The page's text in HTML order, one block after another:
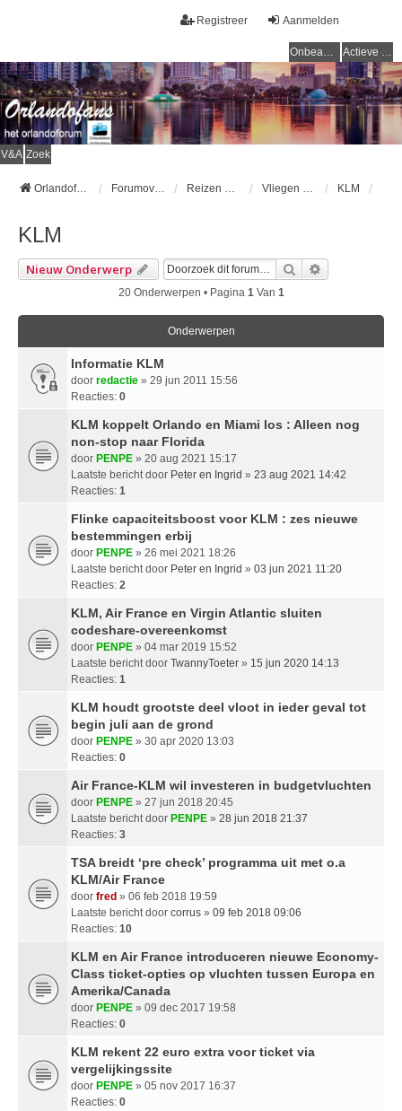
Aanmelden
Registreer
Onbeantwoorde onderwerpen Actieve onderwerpen
V&A Zoek
Orlandofans Homepage Forumoverzicht Reizen & vervoer Vliegen naar Orlando KLM
KLM
Nieuw Onderwerp Zoek
20 Onderwerpen • Pagina 1Van 1
Onderwerpen
Informatie KLM
door redactie » 29 jun 2011 15:56
Reacties: 0
KLM koppelt Orlando en Miami los : Alleen nog
non-stop naar Florida
door PENPE » 20 aug 2021 15:17
Laatste bericht door Peter en Ingrid » 23 aug 2021 14:42
Reacties: 1
Flinke capaciteitsboost voor KLM : zes nieuwe
bestemmingen erbij
door PENPE » 26 mei 2021 18:26
Laatste bericht door Peter en Ingrid » 03 jun 2021 11:20
Reacties: 2
KLM, Air France en Virgin Atlantic sluiten
codeshare-overeenkomst
door PENPE » 04 mar 2019 15:52
Laatste bericht door TwannyToeter » 15 jun 2020 14:13
Reacties: 1
KLM houdt grootste deel vloot in ieder geval tot
begin juli aan de grond
door PENPE » 30 apr 2020 13:03
Reacties: 0
Air France-KLM wil investeren in budgetvluchten
door PENPE » 27 jun 2018 20:45
Laatste bericht door PENPE » 28 jun 2018 21:37
Reacties: 3
TSA breidt ‘pre check’ programma uit met o.a
KLM/Air France
door fred » 06 feb 2018 19:59
Laatste bericht door corrus » 09 feb 2018 09:06
Reacties: 10
KLM en Air France introduceren nieuwe Economy-
Class ticket-opties op vluchten tussen Europa en
Amerika/Canada
door PENPE » 09 dec 2017 19:58
Reacties: 0
KLM rekent 22 euro extra voor ticket via
vergelijkingssite
door PENPE » 05 nov 2017 16:37
Reacties: 0